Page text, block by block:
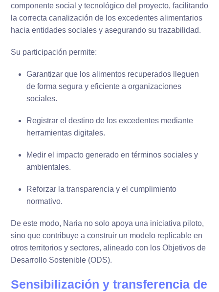
componente social y tecnológico del proyecto, facilitando
la correcta canalización de los excedentes alimentarios
hacia entidades sociales y asegurando su trazabilidad.
Su participación permite:
Garantizar que los alimentos recuperados lleguen
de forma segura y eficiente a organizaciones
sociales.
Registrar el destino de los excedentes mediante
herramientas digitales.
Medir el impacto generado en términos sociales y
ambientales.
Reforzar la transparencia y el cumplimiento
normativo.
De este modo, Naria no solo apoya una iniciativa piloto,
sino que contribuye a construir un modelo replicable en
otros territorios y sectores, alineado con los Objetivos de
Desarrollo Sostenible (ODS).
Sensibilización y transferencia de